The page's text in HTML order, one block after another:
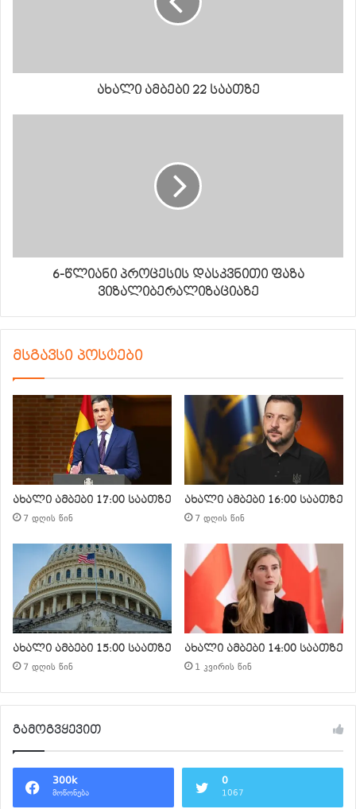
ახალი ამბები 22 საათზე
6-წლიანი პროცესის დასკვნითი ფაზა
ვიზალიბერალიზაციაზე
მსგავსი პოსტები
ახალი ამბები 17:00 საათზე
7 დღის წინ
ახალი ამბები 16:00 საათზე
7 დღის წინ
ახალი ამბები 15:00 საათზე
7 დღის წინ
ახალი ამბები 14:00 საათზე
1 კვირის წინ
გამოგვყევით
300k
მოწონება
0
1067